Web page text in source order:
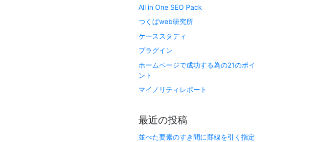
All in One SEO Pack
つくばweb研究所
ケーススタディ
プラグイン
ホームページで成功する為の21のポイ
ント
マイノリティレポート
最近の投稿
並べた要素のすき間に罫線を引く指定